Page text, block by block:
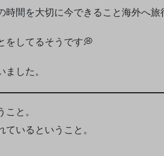
時間を大切に今できること海外へ旅
をしてるそうです💭
した。
こと。
ているということ。